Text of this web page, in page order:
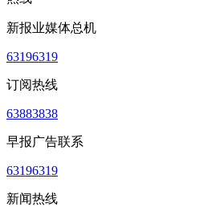
新报业媒体总机
63196319
订阅热线
63883838
早报广告联系
63196319
新闻热线